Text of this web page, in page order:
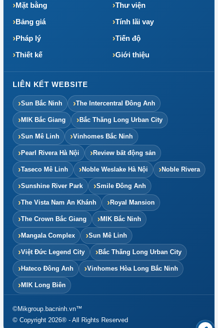
Mặt bằng
Bảng giá
Pháp lý
Thiết kế
Thư viện
Tính lãi vay
Tiến độ
Giới thiệu
LIÊN KẾT WEBSITE
Sun Bắc Ninh The Intercentral Đông Anh
MIK Bắc Giang Bắc Thăng Long Urban City
Sun Mê Linh Vinhomes Bắc Ninh
Pearl Rivera Hà Nội Review bất động sản
Taseco Mê Linh Noble Weslake Hà Nội Noble Rivera
Sunshine River Park Smile Đông Anh
The Vista Nam An Khánh Royal Mansion
The Crown Bắc Giang MIK Bắc Ninh
Mangala Complex Sun Mê Linh
Việt Đức Legend City Bắc Thăng Long Urban City
Hateco Đông Anh Vinhomes Hòa Long Bắc Ninh
MIK Long Biên
©Mikgroup.bacninh.vn™
© Copyright 2026® - All Rights Reserved